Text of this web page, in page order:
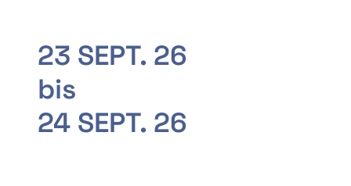
23 SEPT. 26
bis
24 SEPT. 26